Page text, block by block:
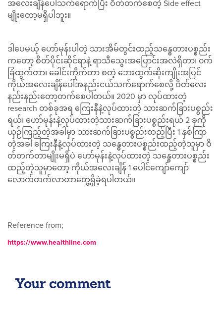
အလေးချိန်ပေါ်သက်ရောက်ပြီး ဝိတ်တက်စေတဲ့ Side effect
မျိုး‌တော့မရှိပါဘူး။
ဒါပေမယ့် ဟော်မုန်းပါတဲ့ သားအိမ်တွင်းထည့်သန္ဓေတားပစ္စည်း
ကတော့ စိတ်ပိုင်းဆိုင်ရာနဲ့ ရာသီသွေးအပြောင်းအလဲရှိတာ၊ ၀က်
ခြံထွက်တာ၊ ခေါင်းကိုက်တာ စတဲ့ ဘေးထွက်ဆိုးကျိုး‌အပြင်
ကိုယ်အလေးချိန်ပေါ်အနည်းငယ်သက်ရောက်စေလို့ ဝိတ်လေး
နည်းနည်းတော့တက်စေပါတယ်။ 2020 မှာ လုပ်ထားတဲ့
research တစ်ခုအရ ကြေးနီနဲ့လုပ်ထားတဲ့ သားဆက်ခြားပစ္စည်း
ရယ်၊ ဟော်မုန်းနဲ့လုပ်ထားတဲ့သားဆက်ခြားပစ္စည်းရယ် 2 ခုကို
ယှဉ်ကြည့်တဲ့အခါမှာ သားဆက်ခြားပစ္စည်းထည့်ပြီး 1 နှစ်ကြာ
တဲ့အခါ ကြေးနီနဲ့လုပ်ထားတဲ့ သန္ဓေတားပစ္စည်းထည့်တဲ့သူမှာ ဝိ
တ်တက်တာမျိုးမရှိပဲ ဟော်မုန်းနဲ့လုပ်ထားတဲ့ သန္ဓေတားပစ္စည်း
ထည့်တဲ့သူမှာတော့ ကိုယ်အလေးချိန် 1 ပေါင်ကျော်ကျော်
လောက်တက်လာတာတွေ့ရှိခဲ့ရပါတယ်။
Reference from;
https://www.healthline.com
Your comment